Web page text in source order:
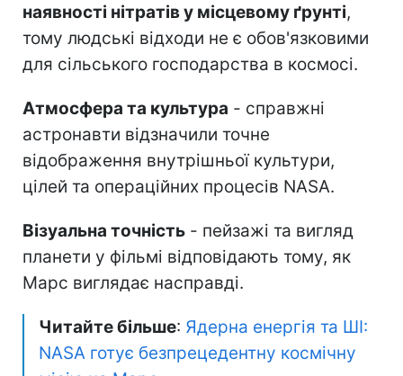
наявності нітратів у місцевому ґрунті,
тому людські відходи не є обов'язковими
для сільського господарства в космосі.
Атмосфера та культура - справжні
астронавти відзначили точне
відображення внутрішньої культури,
цілей та операційних процесів NASA.
Візуальна точність - пейзажі та вигляд
планети у фільмі відповідають тому, як
Марс виглядає насправді.
Читайте більше: Ядерна енергія та ШІ:
NASA готує безпрецедентну космічну